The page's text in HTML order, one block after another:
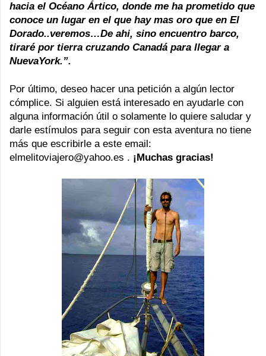
hacia el Océano Ártico, donde me ha prometido que
conoce un lugar en el que hay mas oro que en El
Dorado..veremos…De ahi, sino encuentro barco,
tiraré por tierra cruzando Canadá para llegar a
NuevaYork.”.
Por último, deseo hacer una petición a algún lector
cómplice. Si alguien está interesado en ayudarle con
alguna información útil o solamente lo quiere saludar y
darle estímulos para seguir con esta aventura no tiene
más que escribirle a este email:
elmelitoviajero@yahoo.es . ¡Muchas gracias!